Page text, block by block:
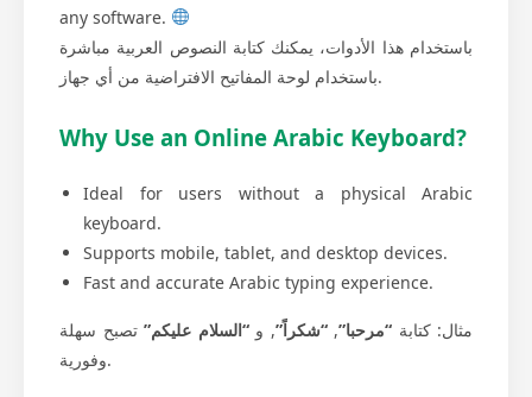
any software.
باستخدام هذا الأدوات، يمكنك كتابة النصوص العربية مباشرة
باستخدام لوحة المفاتيح الافتراضية من أي جهاز.
Why Use an Online Arabic Keyboard?
Ideal for users without a physical Arabic
keyboard.
Supports mobile, tablet, and desktop devices.
Fast and accurate Arabic typing experience.
مثال: كتابة “مرحبا”,“شكراً”, و“السلام عليكم” تصبح سهلة
وفورية.